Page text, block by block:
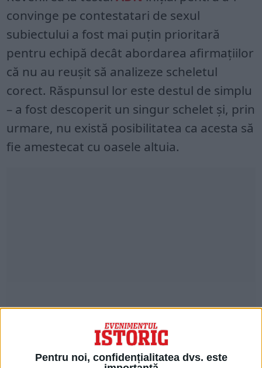
Pentru noi, confidențialitatea dvs. este
convinge pe contestatari de sexul
subiectului a fost mai puțin prioritară
pentru echipă decât abordarea afirmațiilor
că nu au reușit să analizeze scheletul
corect. Răspunsul lor este destul de simplu
– a fost descoperit un singur schelet și, prin
urmare, nu există posibilitatea ca acesta să
fie amestecat cu oasele altuia.